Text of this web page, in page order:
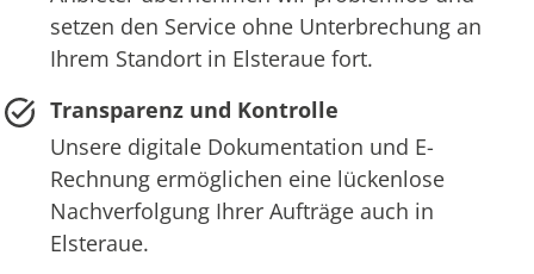
setzen den Service ohne Unterbrechung an
Ihrem Standort in Elsteraue fort.
Transparenz und Kontrolle
Unsere digitale Dokumentation und E-
Rechnung ermöglichen eine lückenlose
Nachverfolgung Ihrer Aufträge auch in
Elsteraue.